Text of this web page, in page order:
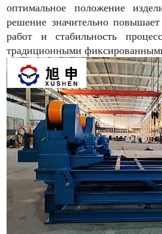
оптимальное положение
решение значительно
работ и стабильность
традиционными